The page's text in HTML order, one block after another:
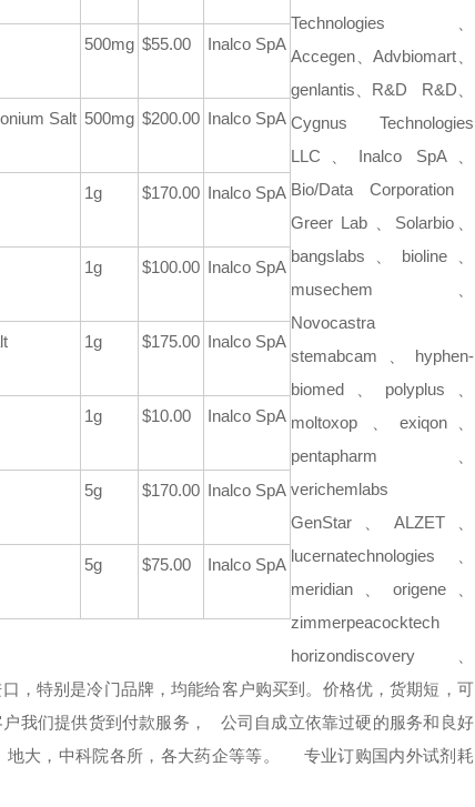
500mg $55.00 Inalco SpA
Salt 500mg $200.00 Inalco SpA
1g $170.00 Inalco SpA
1g $100.00 Inalco SpA
1g $175.00 Inalco SpA
1g $10.00 Inalco SpA
5g $170.00 Inalco SpA
5g $75.00 Inalco SpA
Technologies、
Accegen、Advbiomart、
genlantis、R&D R&D、
Cygnus Technologies
LLC、Inalco SpA、
Bio/Data Corporation
Greer Lab 、Solarbio、
bangslabs、bioline、
musechem、
Novocastra
stemabcam、hyphen-
biomed、polyplus、
moltoxop 、exiqon、
pentapharm、
verichemlabs
GenStar、ALZET、
lucernatechnologies 、
meridian、origene、
zimmerpeacocktech
horizondiscovery、
，特别是冷门品牌，均能给客户购买到。价格优，货期短，可
我们提供货到付款服务，
公司自成立依靠过硬的服务和良好
大，中科院各所，各大药企等等。
专业订购国内外试剂耗